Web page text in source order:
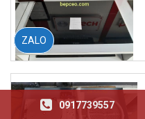
0917739557
ZALO